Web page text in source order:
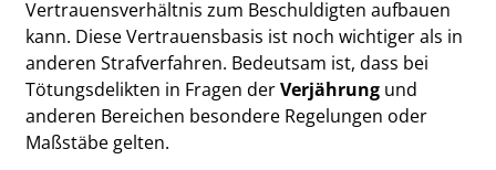
Vertrauensverhältnis zum Beschuldigten aufbauen
kann. Diese Vertrauensbasis ist noch wichtiger als in
anderen Strafverfahren. Bedeutsam ist, dass bei
Tötungsdelikten in Fragen derVerjährung und
anderen Bereichen besondere Regelungen oder
Maßstäbe gelten.